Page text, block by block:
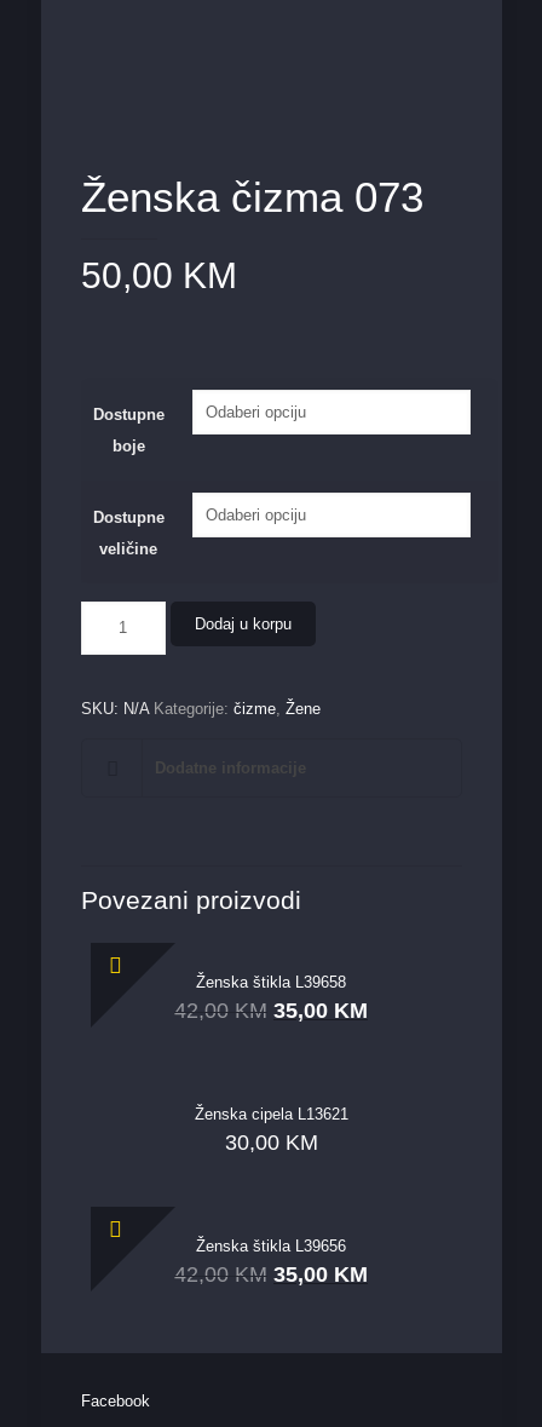
Ženska čizma 073
50,00 KM
Dostupne
boje
Dostupne
veličine
čizma
073
Dodaj u korpu
SKU: N/A Kategorije: čizme, Žene
Dodatne informacije
Povezani proizvodi
Ženska štikla L39658
42,00 KM 35,00 KM
Ženska cipela L13621
30,00 KM
Ženska štikla L39656
42,00 KM 35,00 KM
Facebook